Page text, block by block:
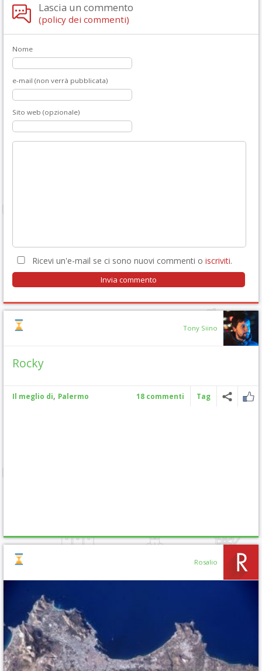
Lascia un commento
(policy dei commenti)
Nome
e-mail (non verrà pubblicata)
Sito web (opzionale)
Ricevi un'e-mail se ci sono nuovi commenti o iscriviti.
Tony Siino
Rocky
Il meglio di, Palermo 18 commenti Tag
Rosalio